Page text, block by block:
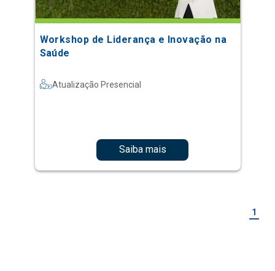
Workshop de Liderança e Inovação na
Saúde
Atualização Presencial
Saiba mais
1